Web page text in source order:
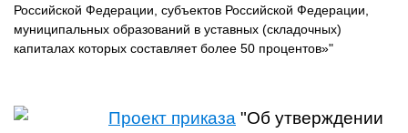
Российской Федерации, субъектов Российской Федерации,
муниципальных образований в уставных (складочных)
капиталах которых составляет более 50 процентов»"
Проект приказа "Об утверждении